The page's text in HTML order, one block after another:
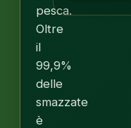
pesca.
Oltre
il
99,9%
delle
smazzate
è